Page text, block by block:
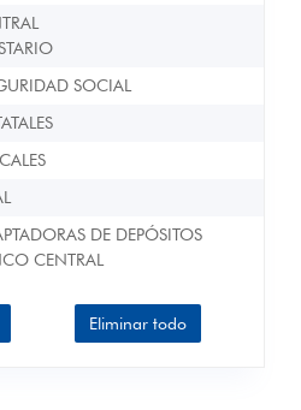
SOCIAL
DE DEPÓSITOS
CENTRAL
FINANCIERAS
Eliminar todo